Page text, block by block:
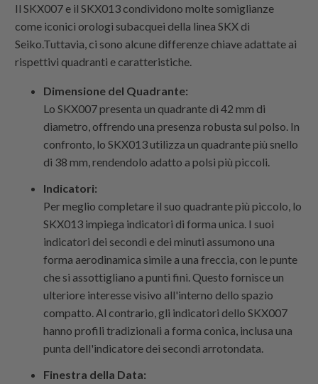
Il SKX007 e il SKX013 condividono molte somiglianze
come iconici orologi subacquei della linea SKX di
Seiko.Tuttavia, ci sono alcune differenze chiave adattate ai
rispettivi quadranti e caratteristiche.
Dimensione del Quadrante:
Lo SKX007 presenta un quadrante di 42 mm di
diametro, offrendo una presenza robusta sul polso. In
confronto, lo SKX013 utilizza un quadrante più snello
di 38 mm, rendendolo adatto a polsi più piccoli.
Indicatori:
Per meglio completare il suo quadrante più piccolo, lo
SKX013 impiega indicatori di forma unica. I suoi
indicatori dei secondi e dei minuti assumono una
forma aerodinamica simile a una freccia, con le punte
che si assottigliano a punti fini. Questo fornisce un
ulteriore interesse visivo all'interno dello spazio
compatto. Al contrario, gli indicatori dello SKX007
hanno profili tradizionali a forma conica, inclusa una
punta dell'indicatore dei secondi arrotondata.
Finestra della Data: